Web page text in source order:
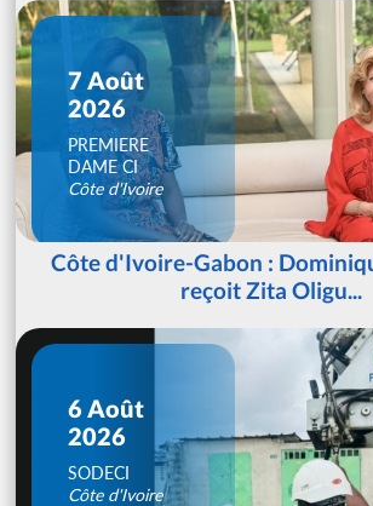
7 Août
2026
PREMIERE
DAME CI
Côte d'Ivoire
Côte d'Ivoire-Gabon :
reçoit Zita Oligu...
6 Août
2026
SODECI
Côte d'Ivoire